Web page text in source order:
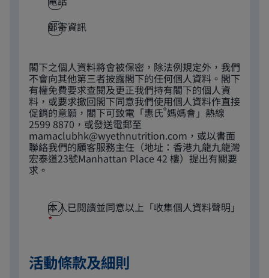
郵寄資訊
閣下之個人資料將會被保密，除法例規定外，我們
不會向其他第三者披露閣下的任何個人資料。閣下
有權免費要求查閱及更正我們持有閣下的個人資
料，或要求撤回閣下同意我們使用個人資料作直接
促銷的意願，閣下可致電「惠氏®媽媽會」熱線
2599 8870，或發送電郵至
mamaclubhk@wyethnutrition.com ，或以書面
聯絡我們的顧客服務主任（地址：香港九龍九龍灣
宏泰道23號Manhattan Place 42 樓）提出有關要
求。
本人已閱讀並同意以上「收集個人資料聲明」
*
活動條款及細則